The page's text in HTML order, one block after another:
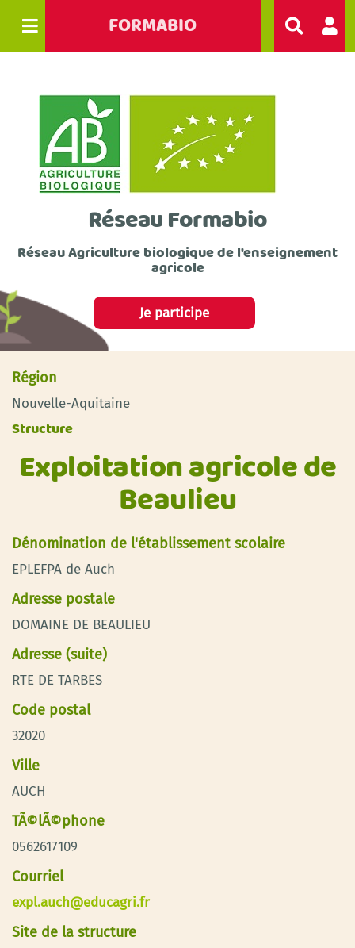
FORMABIO
Réseau Formabio
Réseau Agriculture biologique de l'enseignement
agricole
Je participe
Région
Nouvelle-Aquitaine
Structure
Exploitation agricole de
Beaulieu
Dénomination de l'établissement scolaire
EPLEFPA de Auch
Adresse postale
DOMAINE DE BEAULIEU
Adresse (suite)
RTE DE TARBES
Code postal
32020
Ville
AUCH
TÃ©lÃ©phone
0562617109
Courriel
expl.auch@educagri.fr
Site de la structure